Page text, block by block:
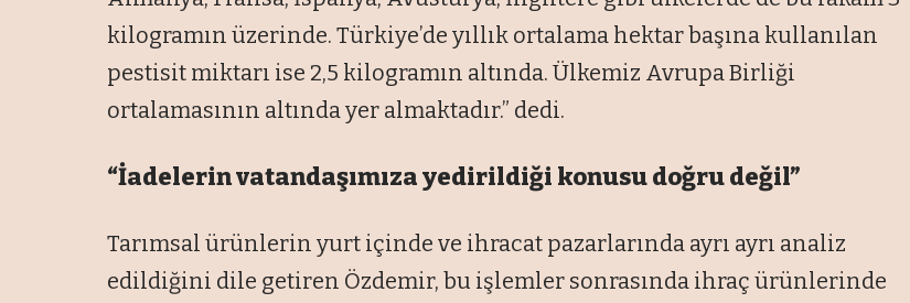
kilogramın üzerinde. Türkiye’de yıllık ortalama hektar başına kullanılan
pestisit miktarı ise 2,5 kilogramın altında. Ülkemiz Avrupa Birliği
ortalamasının altında yer almaktadır.” dedi.
“İadelerin vatandaşımıza yedirildiği konusu doğru değil”
Tarımsal ürünlerin yurt içinde ve ihracat pazarlarında ayrı ayrı analiz
edildiğini dile getiren Özdemir, bu işlemler sonrasında ihraç ürünlerinde